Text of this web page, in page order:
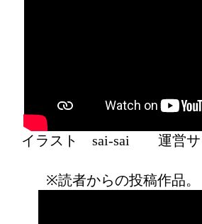
イラスト sai-sai 運営
※読者からの投稿作品